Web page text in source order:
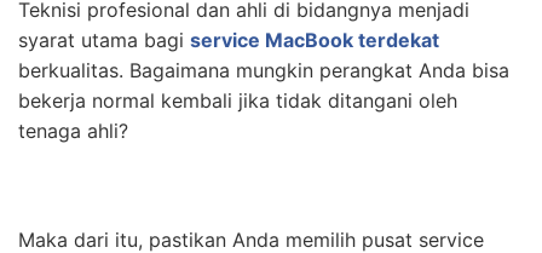
Teknisi profesional dan ahli di bidangnya menjadi
syarat utama bagi service MacBook terdekat
berkualitas. Bagaimana mungkin perangkat Anda bisa
bekerja normal kembali jika tidak ditangani oleh
tenaga ahli?
Maka dari itu, pastikan Anda memilih pusat service